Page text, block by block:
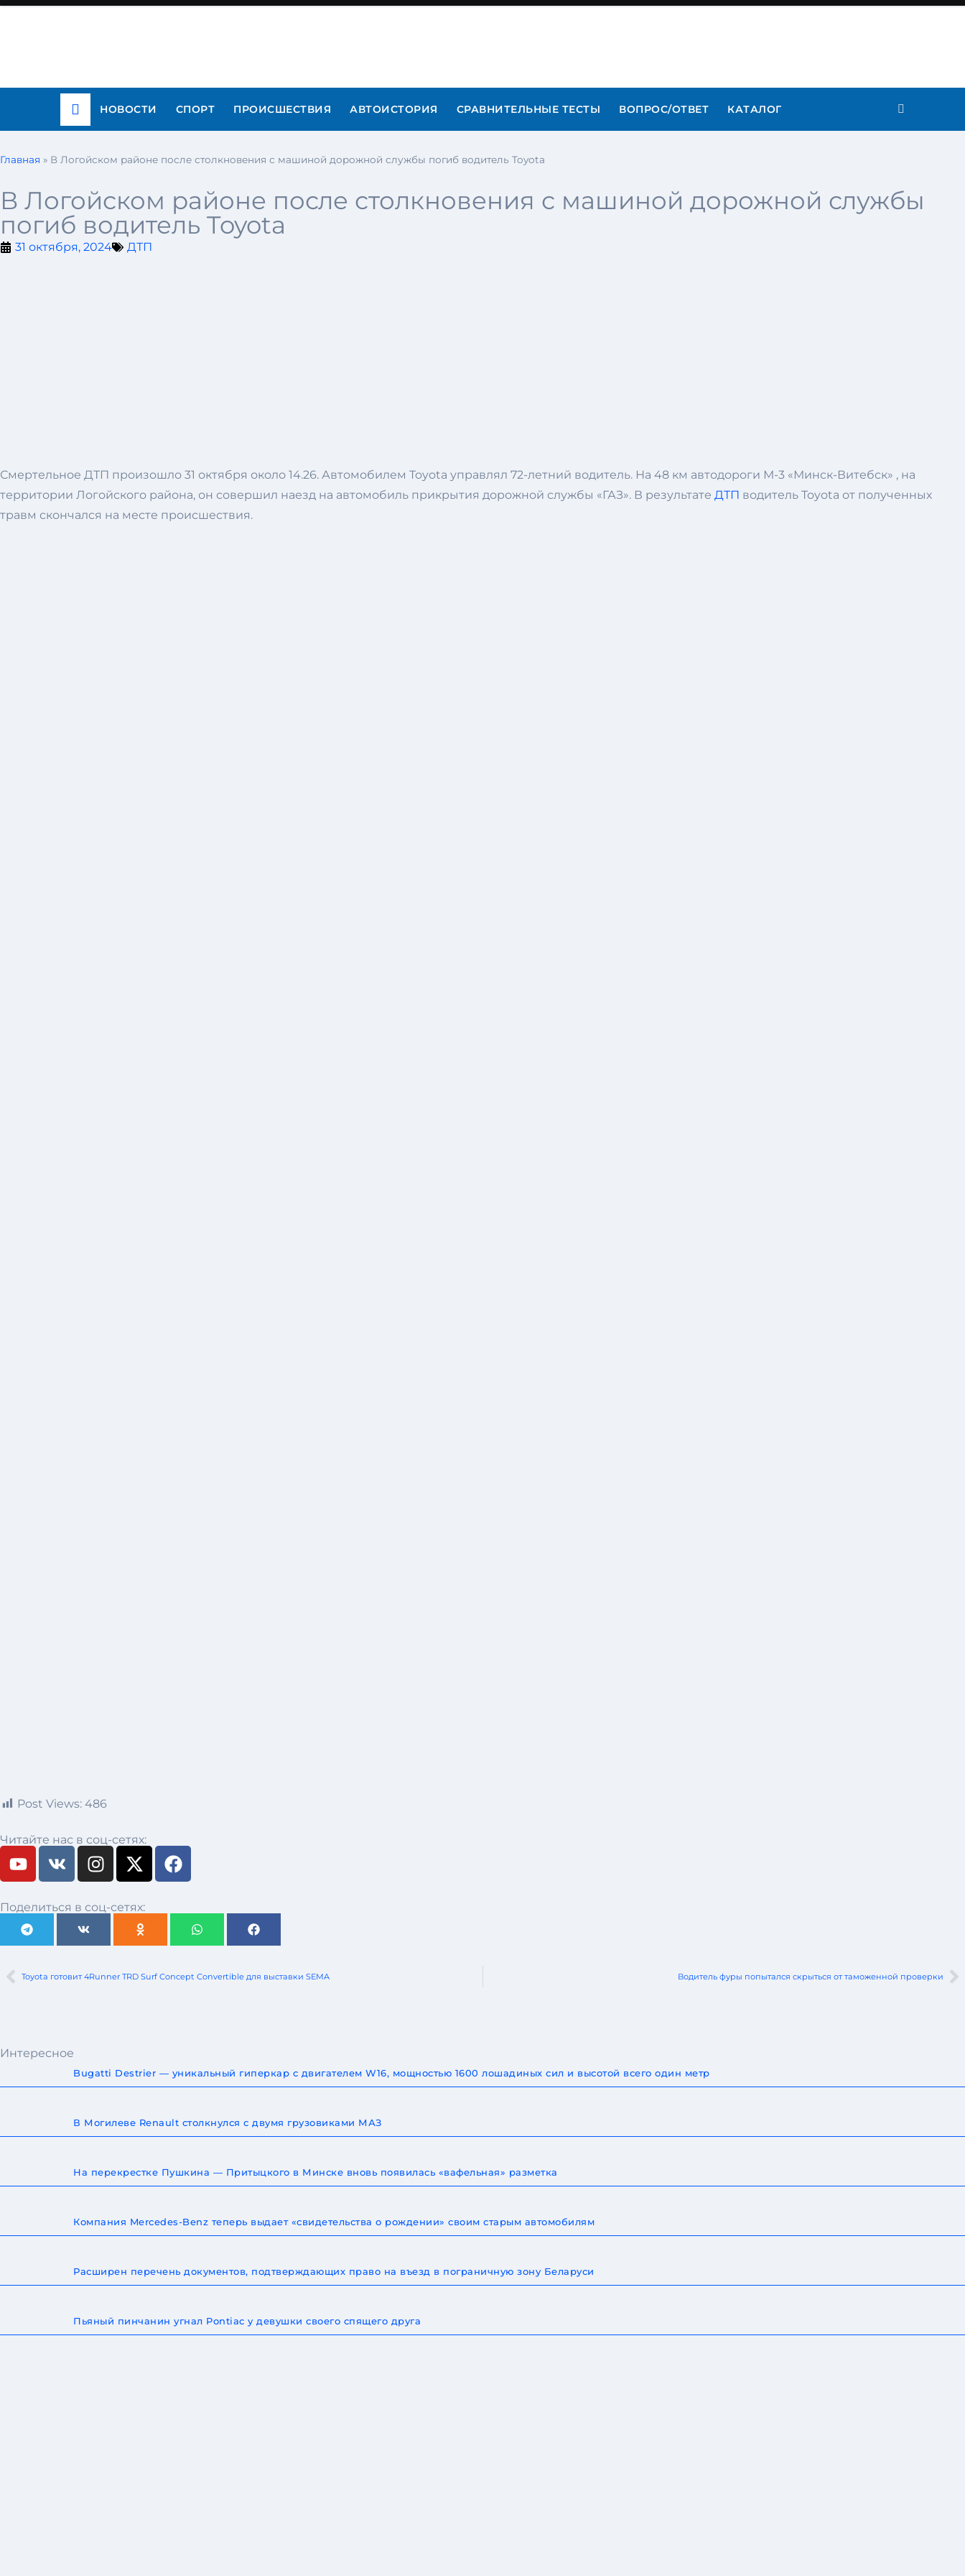
НОВОСТИ СПОРТ ПРОИСШЕСТВИЯ АВТОИСТОРИЯ СРАВНИТЕЛЬНЫЕ ТЕСТЫ ВОПРОС/ОТВЕТ КАТАЛОГ
Главная » В Логойском районе после столкновения с машиной дорожной службы погиб водитель Toyota
В Логойском районе после столкновения с машиной дорожной службы
погиб водитель Toyota
31 октября, 2024 ДТП
Смертельное ДТП произошло 31 октября около 14.26. Автомобилем Toyota управлял 72-летний водитель. На 48 км автодороги М-3 «Минск-Витебск» , на
территории Логойского района, он совершил наезд на автомобиль прикрытия дорожной службы «ГАЗ». В результате ДТП водитель Toyota от полученных
травм скончался на месте происшествия.
Post Views: 486
Читайте нас в соц-сетях:
Поделиться в соц-сетях:
Toyota готовит 4Runner TRD Surf Concept Convertible для выставки SEMA Водитель фуры попытался скрыться от таможенной проверки
Интересное
Bugatti Destrier — уникальный гиперкар с двигателем W16, мощностью 1600 лошадиных сил и высотой всего один метр
В Могилеве Renault столкнулся с двумя грузовиками МАЗ
На перекрестке Пушкина — Притыцкого в Минске вновь появилась «вафельная» разметка
Компания Mercedes-Benz теперь выдает «свидетельства о рождении» своим старым автомобилям
Расширен перечень документов, подтверждающих право на въезд в пограничную зону Беларуси
Пьяный пинчанин угнал Pontiac у девушки своего спящего друга